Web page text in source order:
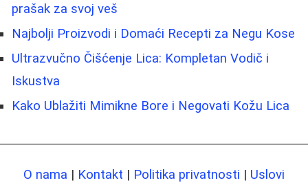
prašak za svoj veš
Najbolji Proizvodi i Domaći Recepti za Negu Kose
Ultrazvučno Čišćenje Lica: Kompletan Vodič i
Iskustva
Kako Ublažiti Mimikne Bore i Negovati Kožu Lica
O nama | Kontakt | Politika privatnosti | Uslovi